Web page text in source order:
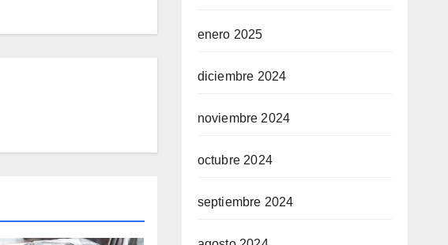
enero 2025
diciembre 2024
noviembre 2024
octubre 2024
septiembre 2024